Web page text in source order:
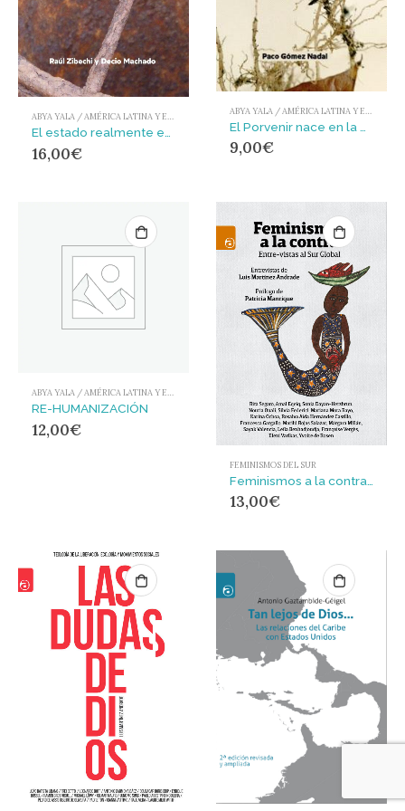
ABYA YALA / AMÉRICA LATINA Y EL CARIBE
16,00€
ABYA YALA / AMÉRICA LATINA Y EL CARIBE
9,00€
ABYA YALA / AMÉRICA LATINA Y EL CARIBE
RE-HUMANIZACIÓN
12,00€
FEMINISMOS DEL SUR
13,00€